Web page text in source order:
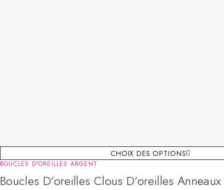
CHOIX DES OPTIONS
BOUCLES D'OREILLES ARGENT
Boucles D’oreilles Clous D’oreilles